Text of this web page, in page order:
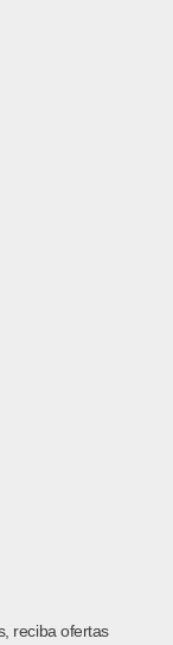
reciba ofertas